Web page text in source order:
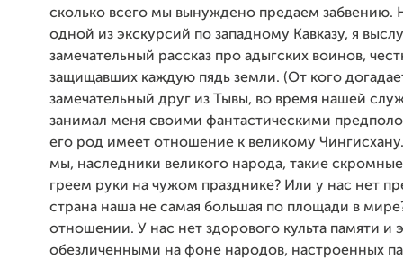
сколько всего мы вынуждено предаем забвению.
одной из экскурсий по западному Кавказу, я
замечательный рассказ про адыгских воинов,
защищавших каждую пядь земли. (От кого
замечательный друг из Тывы, во время нашей
занимал меня своими фантастическими
его род имеет отношение к великому
мы, наследники великого народа, такие
греем руки на чужом празднике? Или у нас нет
страна наша не самая большая по площади в
отношении. У нас нет здорового культа памяти и
обезличенными на фоне народов, настроенных